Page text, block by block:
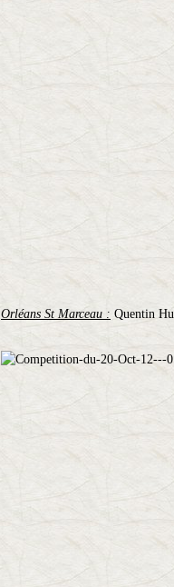
Orléans St Marceau : Quentin